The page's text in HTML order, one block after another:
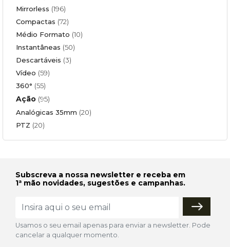
Mirrorless (196)
Compactas (72)
Médio Formato (10)
Instantâneas (50)
Descartáveis (3)
Vídeo (59)
360° (55)
Ação (95)
Analógicas 35mm (20)
PTZ (20)
Subscreva a nossa newsletter e receba em
1ª mão novidades, sugestões e campanhas.
Usamos o seu email apenas para enviar a newsletter. Pode
cancelar a qualquer momento.